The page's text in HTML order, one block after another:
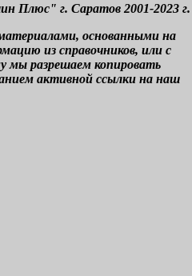
Плюс" г. Саратов 2001-2023 г.
основанными на
из справочников, или с
мы разрешаем копировать
активной ссылки на наш